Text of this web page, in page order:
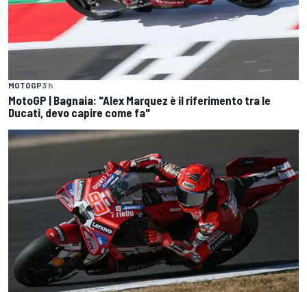
MOTOGP3 h
MotoGP | Bagnaia: "Alex Marquez è il riferimento tra le
Ducati, devo capire come fa"